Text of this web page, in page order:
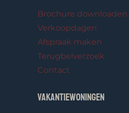
Brochure downloaden
Verkoopdagen
Afspraak maken
Terugbelverzoek
Contact
Vakantiewoningen